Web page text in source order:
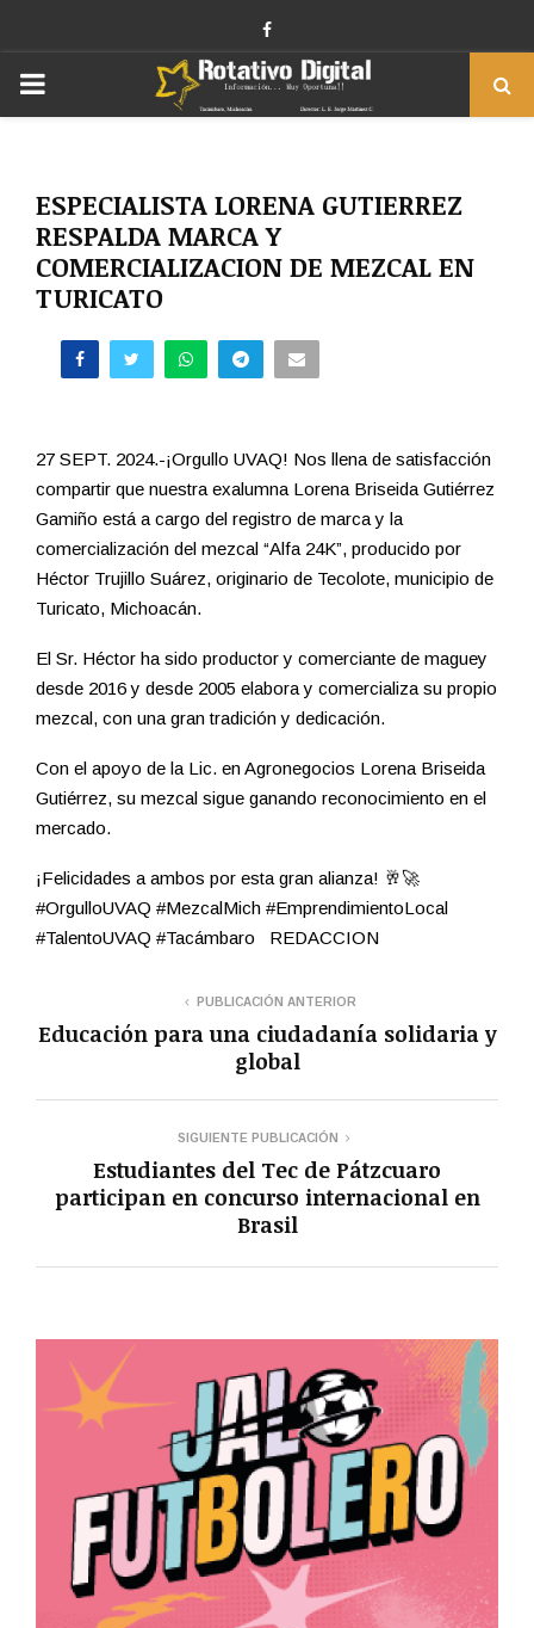
Facebook
PRIMARY
ESPECIALISTA LORENA GUTIERREZ
RESPALDA MARCA Y
COMERCIALIZACION DE MEZCAL EN
TURICATO
27 SEPT. 2024.-¡Orgullo UVAQ! Nos llena de satisfacción
compartir que nuestra exalumna Lorena Briseida Gutiérrez
Gamiño está a cargo del registro de marca y la
comercialización del mezcal “Alfa 24K”, producido por
Héctor Trujillo Suárez, originario de Tecolote, municipio de
Turicato, Michoacán.
El Sr. Héctor ha sido productor y comerciante de maguey
desde 2016 y desde 2005 elabora y comercializa su propio
mezcal, con una gran tradición y dedicación.
Con el apoyo de la Lic. en Agronegocios Lorena Briseida
Gutiérrez, su mezcal sigue ganando reconocimiento en el
mercado.
¡Felicidades a ambos por esta gran alianza! 🥂🚀
#OrgulloUVAQ #MezcalMich #EmprendimientoLocal
#TalentoUVAQ #Tacámbaro REDACCION
PUBLICACIÓN ANTERIOR
Educación para una ciudadanía solidaria y
global
SIGUIENTE PUBLICACIÓN
Estudiantes del Tec de Pátzcuaro
participan en concurso internacional en
Brasil